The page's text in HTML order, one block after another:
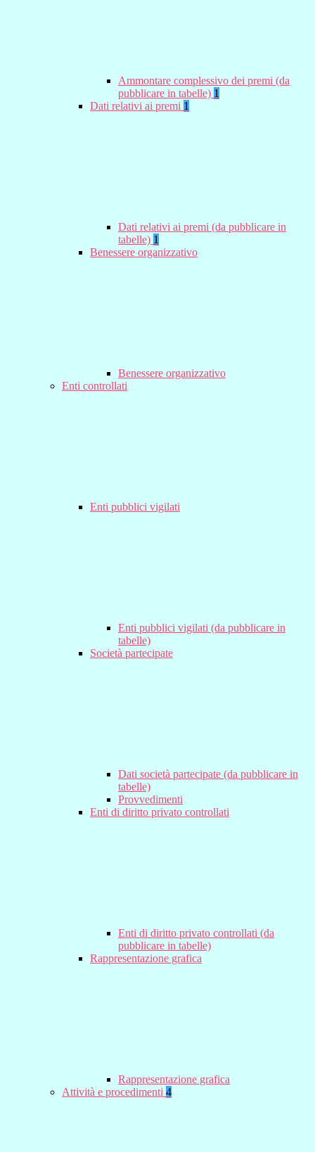
Ammontare complessivo dei premi (da
pubblicare in tabelle) 1
Dati relativi ai premi 1
Dati relativi ai premi (da pubblicare in
tabelle) 1
Benessere organizzativo
Benessere organizzativo
Enti controllati
Enti pubblici vigilati
Enti pubblici vigilati (da pubblicare in
tabelle)
Società partecipate
Dati società partecipate (da pubblicare in
tabelle)
Provvedimenti
Enti di diritto privato controllati
Enti di diritto privato controllati (da
pubblicare in tabelle)
Rappresentazione grafica
Rappresentazione grafica
Attività e procedimenti 4